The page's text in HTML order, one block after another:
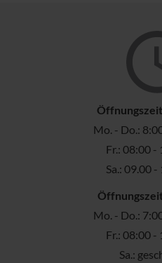
Mo. - Do.:
Fr.: 08:00 -
Sa.: 09.00
Mo. - Do.:
Fr.: 08:00 -
Sa.: